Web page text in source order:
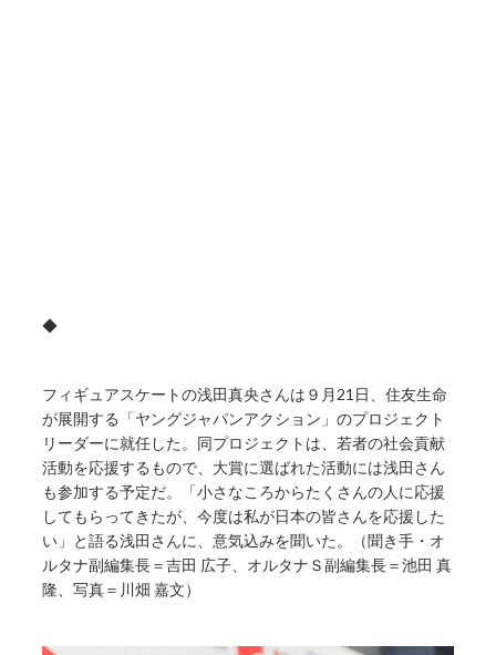
◆
フィギュアスケートの浅田真央さんは９月21日、住友生命
が展開する「ヤングジャパンアクション」のプロジェクト
リーダーに就任した。同プロジェクトは、若者の社会貢献
活動を応援するもので、大賞に選ばれた活動には浅田さん
も参加する予定だ。「小さなころからたくさんの人に応援
してもらってきたが、今度は私が日本の皆さんを応援した
い」と語る浅田さんに、意気込みを聞いた。（聞き手・オ
ルタナ副編集長＝吉田 広子、オルタナＳ副編集長＝池田 真
隆、写真＝川畑 嘉文）